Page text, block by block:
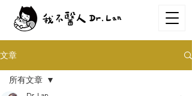
文章
所有文章